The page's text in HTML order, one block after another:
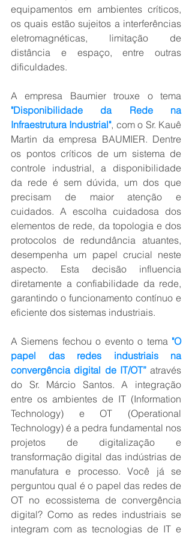
equipamentos em ambientes críticos,
os quais estão sujeitos a interferências
eletromagnéticas, limitação de
distância e espaço, entre outras
dificuldades.
"Disponibilidade da Rede na
Infraestrutura Industrial", com o Sr. Kauê
Martin da empresa BAUMIER. Dentre
os pontos críticos de um sistema de
controle industrial, a disponibilidade
da rede é sem dúvida, um dos que
precisam de maior atenção e
cuidados. A escolha cuidadosa dos
elementos de rede, da topologia e dos
protocolos de redundância atuantes,
desempenha um papel crucial neste
aspecto. Esta decisão influencia
diretamente a confiabilidade da rede,
garantindo o funcionamento contínuo e
eficiente dos sistemas industriais.
A Siemens fechou o evento o tema "O
papel das redes industriais na
convergência digital de IT/OT” através
do Sr. Márcio Santos. A integração
entre os ambientes de IT (Information
Technology) e OT (Operational
Technology) é a pedra fundamental nos
projetos de digitalização e
transformação digital das indústrias de
manufatura e processo. Você já se
perguntou qual é o papel das redes de
OT no ecossistema de convergência
digital? Como as redes industriais se
integram com as tecnologias de IT e